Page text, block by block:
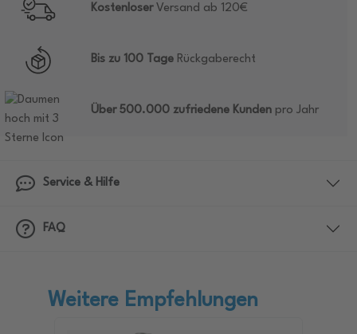
KostenloserVersand ab 120€
Bis zu 100 Tage Rückgaberecht
Über 500.000 zufriedene Kunden pro Jahr
Service & Hilfe
FAQ
Weitere Empfehlungen